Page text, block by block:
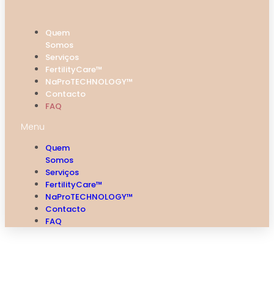
Quem
Somos
Serviços
FertilityCare™
NaProTECHNOLOGY™
Contacto
FAQ
Menu
Quem
Somos
Serviços
FertilityCare™
NaProTECHNOLOGY™
Contacto
FAQ